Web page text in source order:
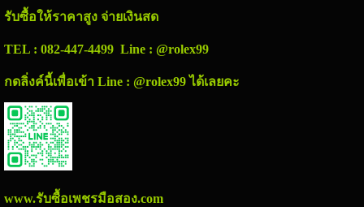
รับซื้อให้ราคาสูง จ่ายเงินสด
TEL : 082-447-4499 Line : @rolex99
กดลิ่งค์นี้เพื่อเข้า Line : @rolex99 ได้เลยคะ
www.รับซื้อเพชรมือสอง.com